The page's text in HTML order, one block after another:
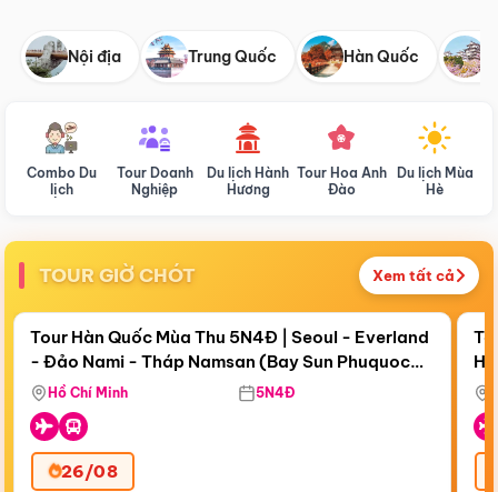
Nội địa Trung Quốc Hàn Quốc
Combo Du
lịch
Tour Doanh
Nghiệp
Du lịch Hành
Hương
Tour Hoa Anh
Đào
Du lịch Mùa
Hè
TOUR GIỜ CHÓT Xem tất cả
Còn18 ngày 16:27:48
Bay Sun Phuquoc Airways
Điểm nổi bật
Tour Hàn Quốc Mùa Thu 5N4Đ | Seoul - Everland
- Đảo Nami - Tháp Namsan (Bay Sun Phuquoc
Airways)
Hồ Chí Minh 5N4Đ
26/08